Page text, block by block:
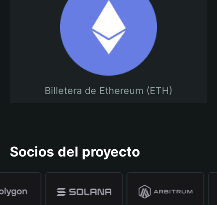
Billetera de Ethereum (ETH)
Socios del proyecto